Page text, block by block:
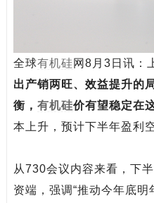
全球有机硅网8月3日讯：
出产销两旺、效益提升的局
衡， 有机硅价有望稳定在
本上升，预计下半年盈利
从730会议内容来看，下
资端，强调“推动今年底明